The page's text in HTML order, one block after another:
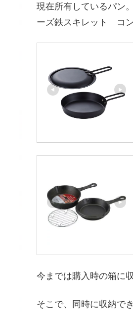
現在所有しているパン
ーズ鉄スキレット コン
今までは購入時の箱に
そこで、同時に収納で